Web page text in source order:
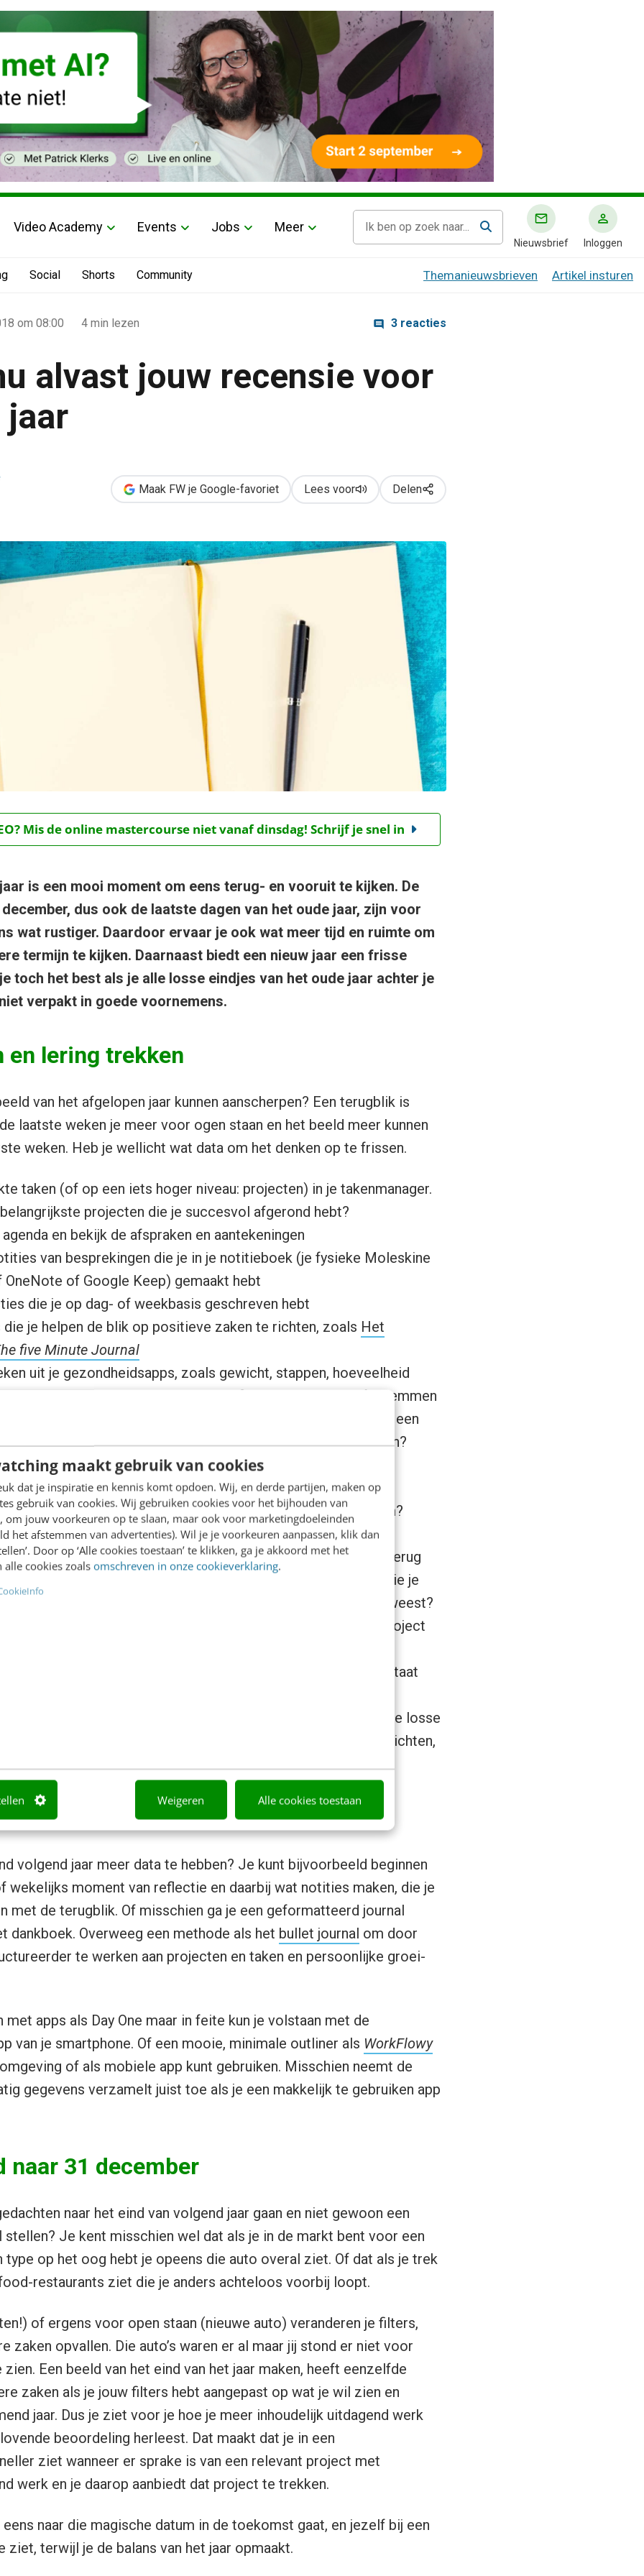
maakt gebruik van cookies
dat je inspiratie en kennis komt opdoen. Wij, en derde partijen, maken op
gebruik van cookies. Wij gebruiken cookies voor het bijhouden van
om jouw voorkeuren op te slaan, maar ook voor marketingdoeleinden
het afstemmen van advertenties). Wil je je voorkeuren aanpassen, klik dan
Door op ‘Alle cookies toestaan’ te klikken, ga je akkoord met het
alle cookies zoalsomschreven in onze cookieverklaring.
Weigeren Alle cookies toestaan
Video Academy Events Jobs Meer
Nieuwsbrief Inloggen
Social Shorts Community Themanieuwsbrieven Artikel insturen
om 08:00 4 min lezen 3 reacties
alvast jouw recensie voor
jaar
Maak FW je Google-favoriet Lees voor Delen
Mis de online mastercourse niet vanaf dinsdag! Schrijf je snel in
is een mooi moment om eens terug- en vooruit te kijken. De
dus ook de laatste dagen van het oude jaar, zijn voor
wat rustiger. Daardoor ervaar je ook wat meer tijd en ruimte om
termijn te kijken. Daarnaast biedt een nieuw jaar een frisse
toch het best als je alle losse eindjes van het oude jaar achter je
verpakt in goede voornemens.
en lering trekken
van het afgelopen jaar kunnen aanscherpen? Een terugblik is
laatste weken je meer voor ogen staan en het beeld meer kunnen
weken. Heb je wellicht wat data om het denken op te frissen.
taken (of op een iets hoger niveau: projecten) in je takenmanager.
projecten die je succesvol afgerond hebt?
en bekijk de afspraken en aantekeningen
van besprekingen die je in je notitieboek (je fysieke Moleskine
of Google Keep) gemaakt hebt
die je op dag- of weekbasis geschreven hebt
die je helpen de blik op positieve zaken te richten, zoals Het
five Minute Journal
uit je gezondheidsapps, zoals gewicht, stappen, hoeveelheid
hoe vaak en hoe ver je bent gaan fietsen, hardlopen of zwemmen
verdiensten, zoals een gekregen bonus, een certificaat van een
een betekenisvolle bedank-mail of aanbeveling via LinkedIn?
en hoe je dit jaar onderscheiden bent.
projecten waren niet af of bleken erg hardnekkig?
draden in dit alles? Wat ging goed? Wat was lastig? Waarom?
je al ondernomen? Waar ligt nog werk?
beslissingen die je dit jaar genomen hebt? En hoe kijk je terug
besluitvorming als op de beslissing? Dus zijn de mensen die je
om te overwegen een nieuwe baan te beginnen, de juiste geweest?
die je overwogen hebt om te stoppen met dat vervelende project
je terug op die keuze?
het beste advies dat je dit jaar gekregen hebt? Of welk citaat
moment langs en heeft je veel opgeleverd?
om de terugblik samen te vatten
. Wat is in drie losse
van dit jaar? Hoe koppel je successen, tegenvallers, inzichten,
drie woorden?
volgend jaar meer data te hebben? Je kunt bijvoorbeeld beginnen
wekelijks moment van reflectie en daarbij wat notities maken, die je
met de terugblik. Of misschien ga je een geformatteerd journal
dankboek. Overweeg een methode als het bullet journal om door
te werken aan projecten en taken en persoonlijke groei-
apps als Day One maar in feite kun je volstaan met de
van je smartphone. Of een mooie, minimale outliner als WorkFlowy
of als mobiele app kunt gebruiken. Misschien neemt de
gegevens verzamelt juist toe als je een makkelijk te gebruiken app
naar 31 december
naar het eind van volgend jaar gaan en niet gewoon een
Je kent misschien wel dat als je in de markt bent voor een
type op het oog hebt je opeens die auto overal ziet. Of dat als je trek
restaurants ziet die je anders achteloos voorbij loopt.
of ergens voor open staan (nieuwe auto) veranderen je filters,
zaken opvallen. Die auto’s waren er al maar jij stond er niet voor
Een beeld van het eind van het jaar maken, heeft eenzelfde
zaken als je jouw filters hebt aangepast op wat je wil zien en
jaar. Dus je ziet voor je hoe je meer inhoudelijk uitdagend werk
beoordeling herleest. Dat maakt dat je in een
ziet wanneer er sprake is van een relevant project met
werk en je daarop aanbiedt dat project te trekken.
naar die magische datum in de toekomst gaat, en jezelf bij een
ziet, terwijl je de balans van het jaar opmaakt.